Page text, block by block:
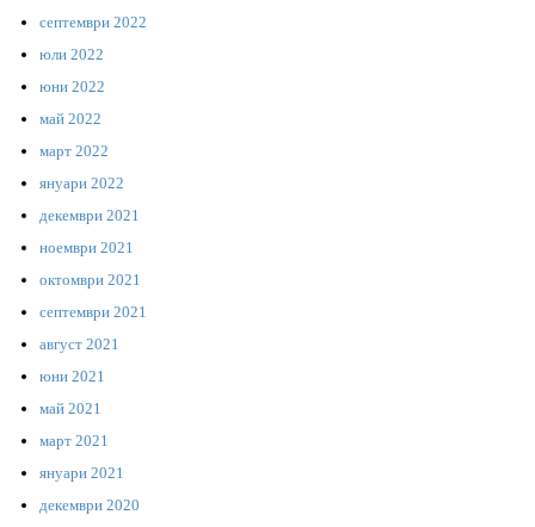
септември 2022
юли 2022
юни 2022
май 2022
март 2022
януари 2022
декември 2021
ноември 2021
октомври 2021
септември 2021
август 2021
юни 2021
май 2021
март 2021
януари 2021
декември 2020